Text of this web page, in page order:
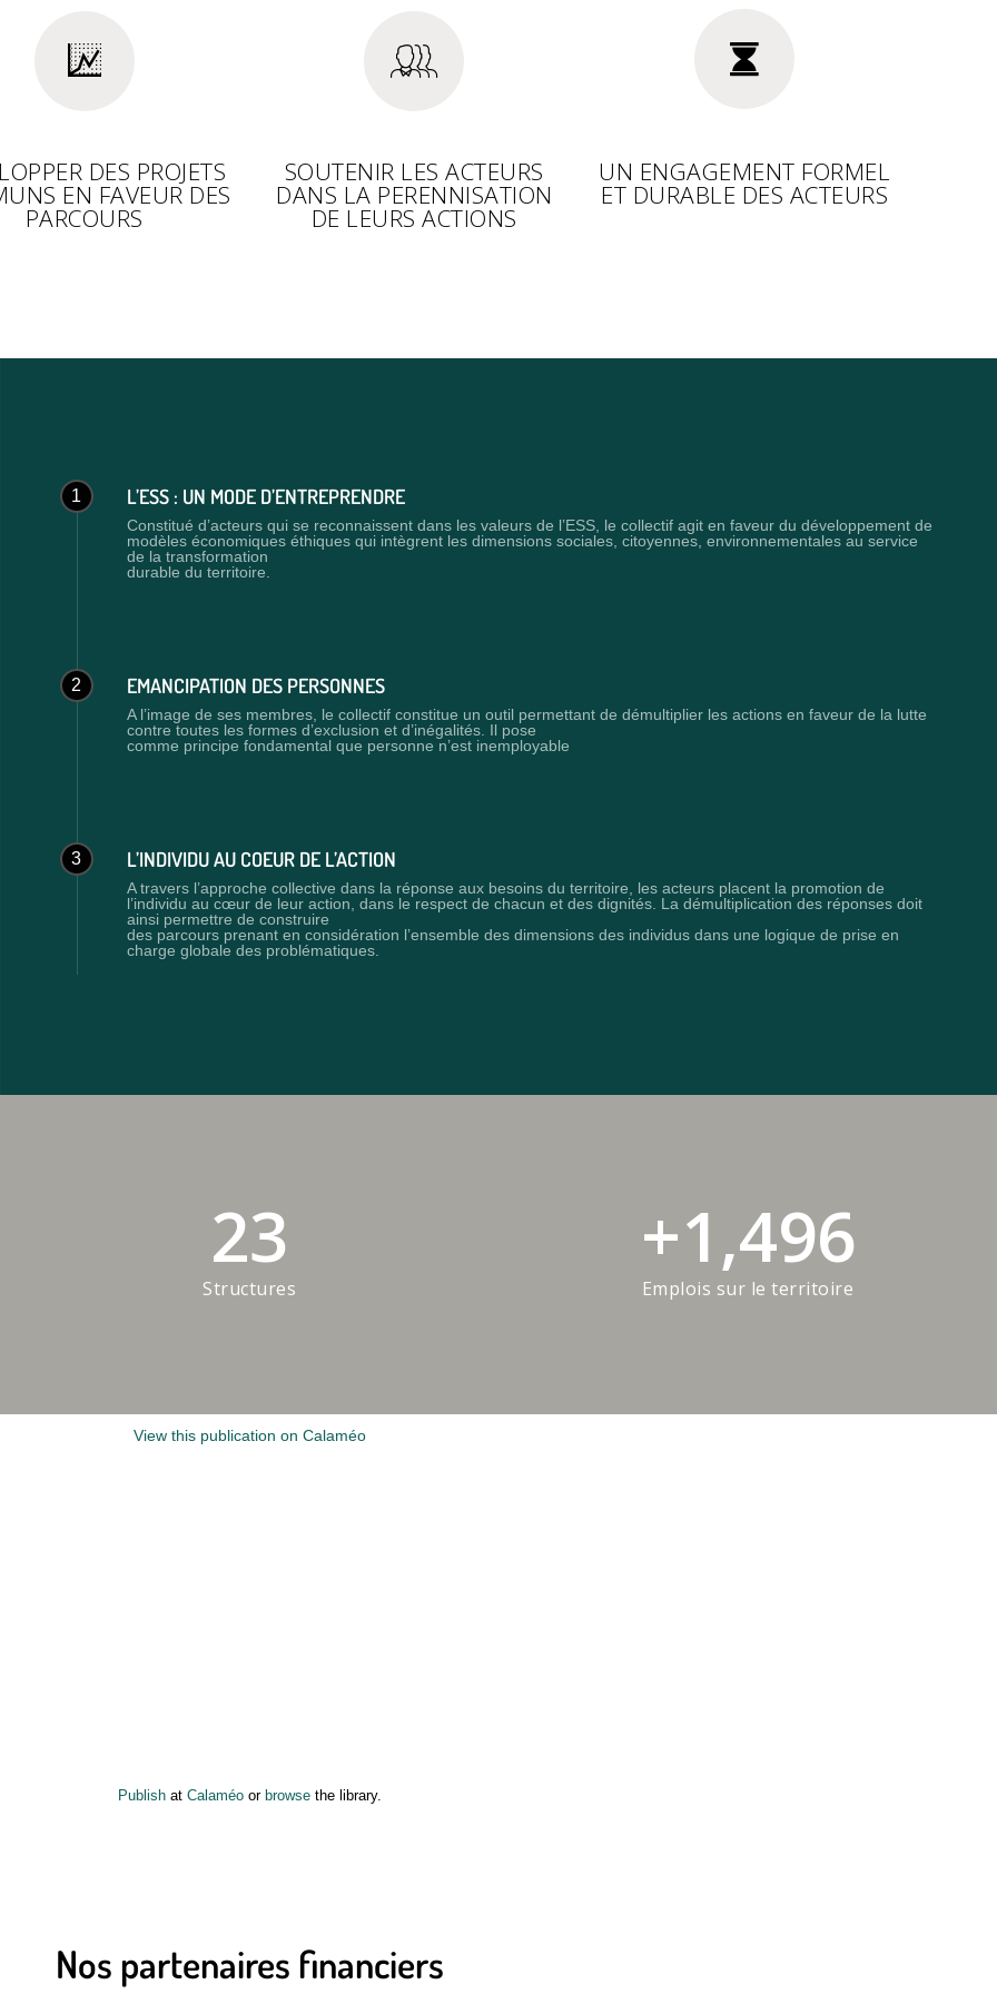
DES PROJETS
EN FAVEUR DES
PARCOURS
SOUTENIR LES ACTEURS
DANS LA PERENNISATION
DE LEURS ACTIONS
UN ENGAGEMENT FORMEL
ET DURABLE DES ACTEURS
1 L’ESS : UN MODE D’ENTREPRENDRE
Constitué d’acteurs qui se reconnaissent dans les valeurs de l’ESS, le collectif agit en faveur du développement de
modèles économiques éthiques qui intègrent les dimensions sociales, citoyennes, environnementales au service
de la transformation
durable du territoire.
2 EMANCIPATION DES PERSONNES
A l’image de ses membres, le collectif constitue un outil permettant de démultiplier les actions en faveur de la lutte
contre toutes les formes d’exclusion et d’inégalités. Il pose
comme principe fondamental que personne n’est inemployable
3 L’INDIVIDU AU COEUR DE L’ACTION
A travers l’approche collective dans la réponse aux besoins du territoire, les acteurs placent la promotion de
l’individu au cœur de leur action, dans le respect de chacun et des dignités. La démultiplication des réponses doit
ainsi permettre de construire
des parcours prenant en considération l’ensemble des dimensions des individus dans une logique de prise en
charge globale des problématiques.
23
Structures
+1,500
Emplois sur le territoire
View this publication on Calaméo
Publishat Calaméoor browsethe library.
Nos partenaires financiers